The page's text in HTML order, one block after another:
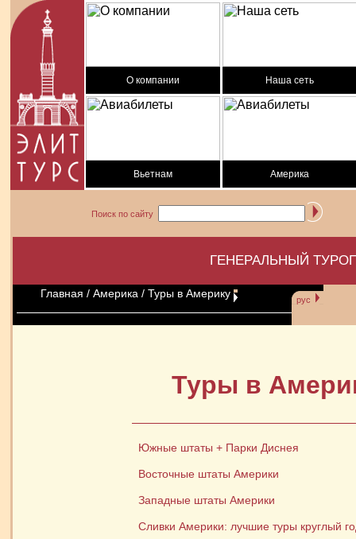
О компании Наша сеть
Вьетнам Америка
Поиск по сайту
ГЕНЕРАЛЬНЫЙ
Главная / Америка / Туры в Америку рус
Туры в
Южные штаты + Парки Диснея
Восточные штаты Америки
Западные штаты Америки
Сливки Америки: лучшие туры круглый